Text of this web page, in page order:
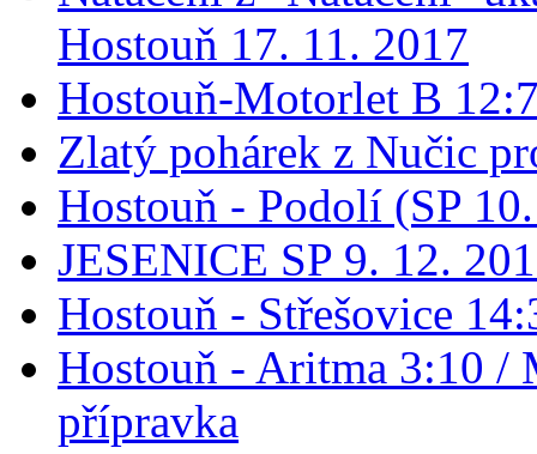
Hostouň 17. 11. 2017
Hostouň-Motorlet B
Zlatý pohárek z Nučic
Hostouň - Podolí (SP
JESENICE SP 9. 12.
Hostouň - Střešovice
Hostouň - Aritma 3:10 /
přípravka